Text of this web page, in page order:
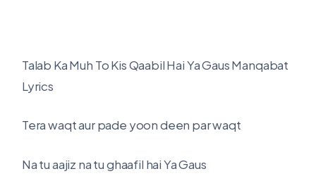
Talab Ka Muh To Kis Qaabil Hai Ya Gaus Manqabat
Lyrics
Tera waqt aur pade yoon deen par waqt
Na tu aajiz na tu ghaafil hai Ya Gaus